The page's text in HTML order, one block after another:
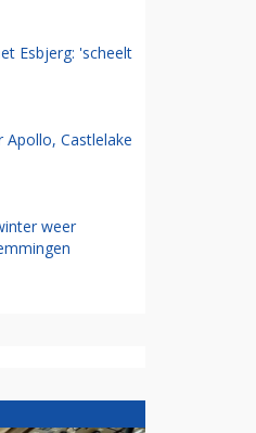
Esbjerg: 'scheelt
Castlelake
weer